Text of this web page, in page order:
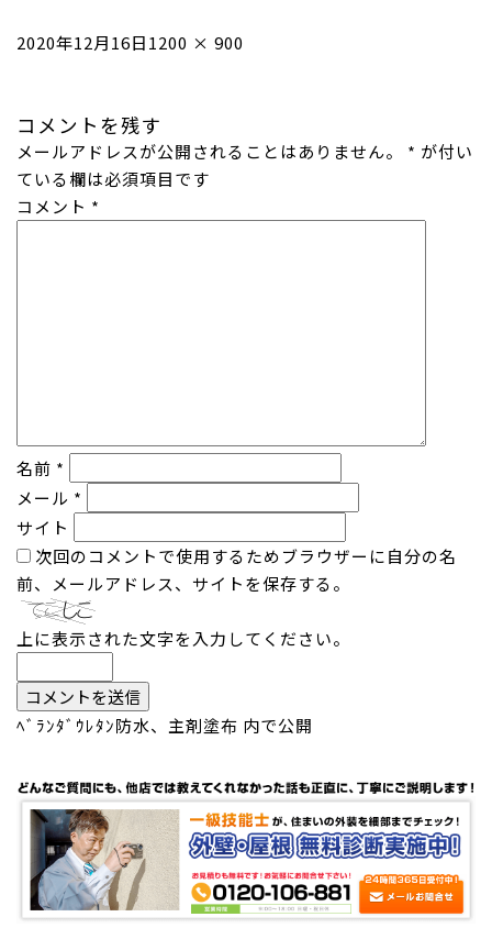
投
2020年12月16日フ
イ
ズ
1200 × 900
コメントを残す
メールアドレスが公開されることはありません。 * が付い
ている欄は必須項目です
コメント *
名前 *
メール *
サイト
次回のコメントで使用するためブラウザーに自分の名
前、メールアドレス、サイトを保存する。
上に表示された文字を入力してください。
投
稿
ナ
ビ
ゲ
ﾍﾞﾗﾝﾀﾞｳﾚﾀﾝ防水、主剤塗布 内で公開